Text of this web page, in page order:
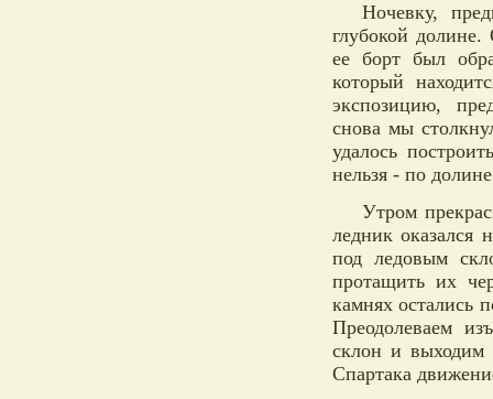
Ночевку,
глубокой
ее борт был
который
экспозицию,
снова мы
удалось
нельзя - по
Утром
ледник оказался
под ледовым
протащить их
камнях остались
Преодолеваем
склон и выходим
Спартака